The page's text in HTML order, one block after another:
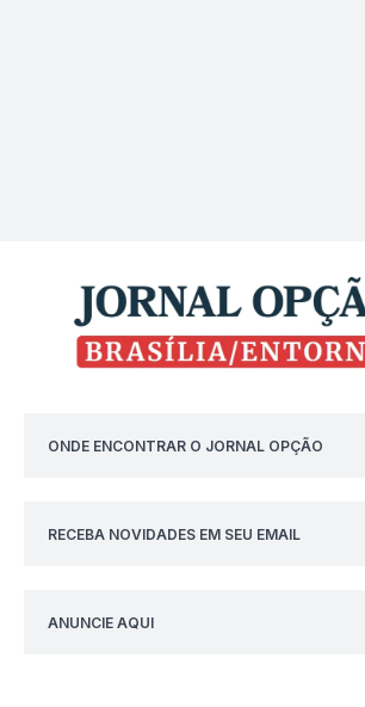
ONDE ENCONTRAR O JORNAL OPÇÃO
RECEBA NOVIDADES EM SEU EMAIL
ANUNCIE AQUI